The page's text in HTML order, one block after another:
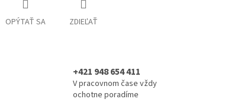
OPÝTAŤ SA ZDIEĽAŤ
+421 948 654 411
V pracovnom čase vždy
ochotne poradíme